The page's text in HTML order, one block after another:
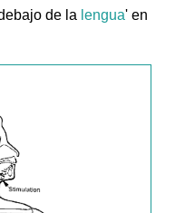
de la lengua' en